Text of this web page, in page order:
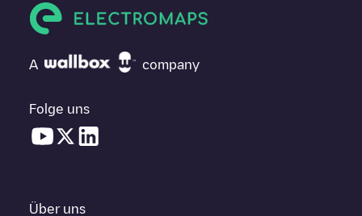
A company
Folge uns
Über uns